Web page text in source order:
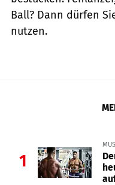
Ball? Dann dürfen
nutzen.
1